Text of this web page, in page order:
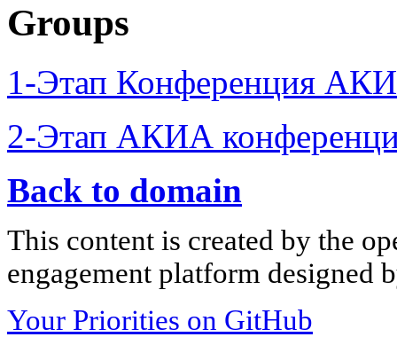
Groups
1-Этап Конференция
2-Этап АКИА
Back to domain
This content is created by the
engagement platform designed
Your Priorities on GitHub